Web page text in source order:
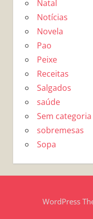
Natal
Notícias
Novela
Pao
Peixe
Receitas
Salgados
saúde
Sem categoria
sobremesas
Sopa
WordPress